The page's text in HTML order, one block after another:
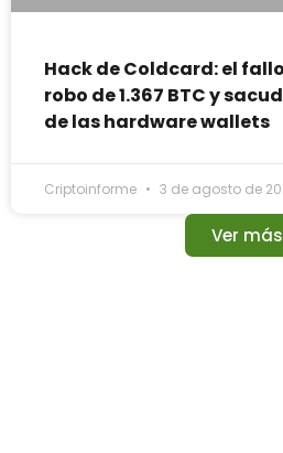
Hack de Coldcard: el
robo de 1.367 BTC y
de las hardware wallets
Criptoinforme 3 de agosto de
Ver más